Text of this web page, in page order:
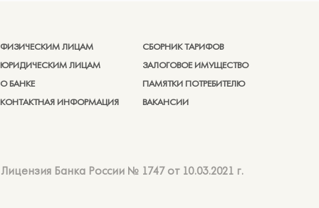
ФИЗИЧЕСКИМ ЛИЦАМ
ЮРИДИЧЕСКИМ ЛИЦАМ
О БАНКЕ
КОНТАКТНАЯ ИНФОРМАЦИЯ
СБОРНИК ТАРИФОВ
ЗАЛОГОВОЕ ИМУЩЕСТВО
ПАМЯТКИ ПОТРЕБИТЕЛЮ
ВАКАНСИИ
Лицензия Банка России № 1747 от 10.03.2021 г.